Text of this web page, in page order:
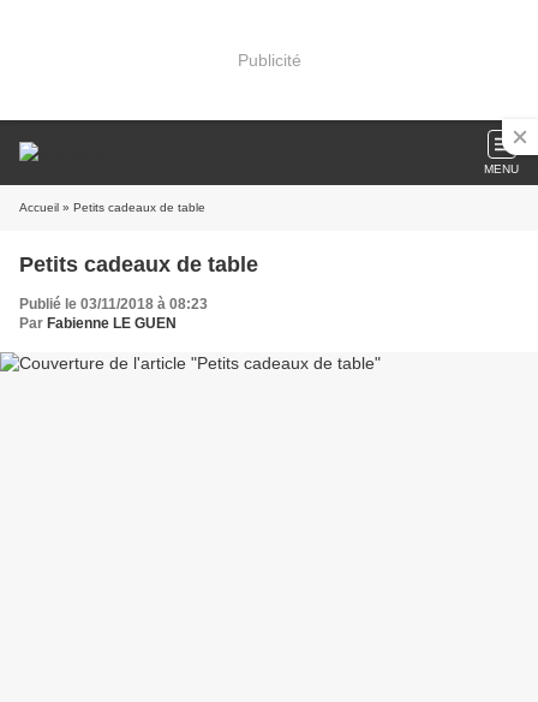
Publicité
MENU
Accueil » Petits cadeaux de table
Petits cadeaux de table
Publié le 03/11/2018 à 08:23
Par Fabienne LE GUEN